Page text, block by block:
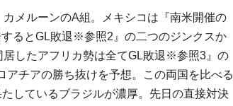
メルーンのA組。メキシコは『南米開催の
るとGL敗退※参照2』の二つのジンクスか
したアフリカ勢は全てGL敗退※参照3』の
チアの勝ち抜けを予想。この両国を比べる
しているブラジルが濃厚。先日の直接対決